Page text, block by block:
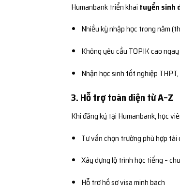
Humanbank triển khai tuyển sinh
Nhiều kỳ nhập học trong năm
Không yêu cầu TOPIK cao
Nhận học sinh tốt nghiệp
3. Hỗ trợ toàn diện từ A–Z
Khi đăng ký tại Humanbank, học
Tư vấn chọn trường phù hợp tài
Xây dựng lộ trình học tiếng –
Hỗ trợ hồ sơ visa minh bạch